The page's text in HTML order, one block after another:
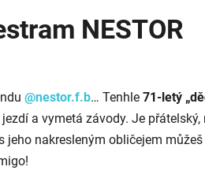
NESTOR
@nestor.f.b… Tenhle 71-letý
a vymetá závody. Je
jeho nakresleným obličejem